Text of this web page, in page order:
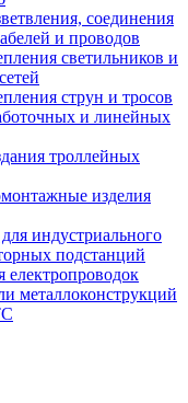
соединения
и проводов
светильников и
струн и тросов
и линейных
троллейных
изделия
индустриального
подстанций
електропроводок
металлоконструкций